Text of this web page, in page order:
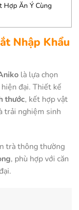
Hợp Ăn Ý Cùng
Nhập Khẩu
là lựa chọn
đại. Thiết kế
thước, kết hợp vật
trải nghiệm sinh
trà thông thường
, phù hợp với căn